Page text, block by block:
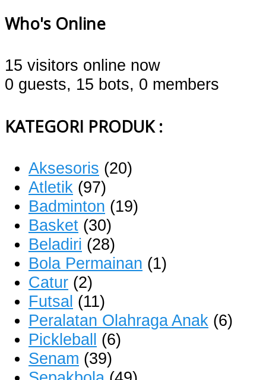
Who's Online
15 visitors online now
0 guests, 15 bots, 0 members
KATEGORI PRODUK :
Aksesoris (20)
Atletik (97)
Badminton (19)
Basket (30)
Beladiri (28)
Bola Permainan (1)
Catur (2)
Futsal (11)
Peralatan Olahraga Anak (6)
Pickleball (6)
Senam (39)